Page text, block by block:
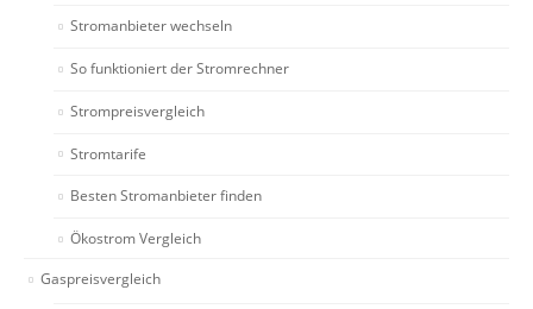
Stromanbieter wechseln
So funktioniert der Stromrechner
Strompreisvergleich
Stromtarife
Besten Stromanbieter finden
Ökostrom Vergleich
Gaspreisvergleich